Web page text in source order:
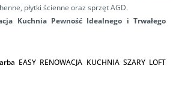
płytki ścienne oraz sprzęt AGD.
Kuchnia Pewność Idealnego i Trwałego
EASY RENOWACJA KUCHNIA SZARY LOFT